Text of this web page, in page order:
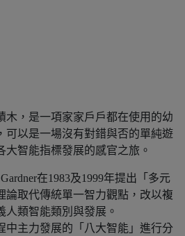
木，是一項家家戶戶都在使用的幼
可以是一場沒有對錯與否的單純遊
大智能指標發展的感官之旅。
在1983及1999年提出「多元
論取代傳統單一智力觀點，改以複
人類智能類別與發展。
中主力發展的「八大智能」進行分